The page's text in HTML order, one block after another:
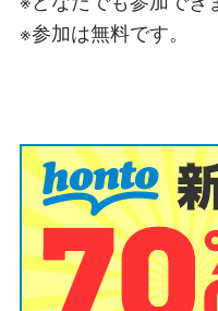
※参加は無料です。